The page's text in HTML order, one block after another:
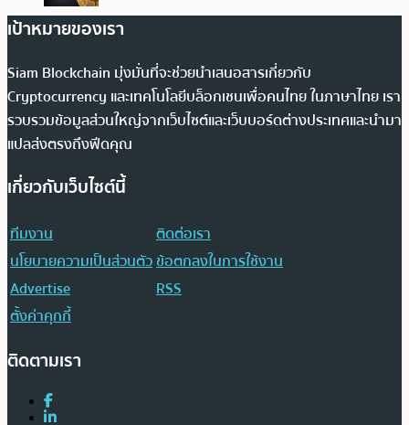
เป้าหมายของเรา
Siam Blockchain มุ่งมั่นที่จะช่วยนำเสนอสารเกี่ยวกับ
Cryptocurrency และเทคโนโลยีบล็อกเชนเพื่อคนไทย ในภาษาไทย เรา
รวบรวมข้อมูลส่วนใหญ่จากเว็บไซต์และเว็บบอร์ดต่างประเทศและนำมา
แปลส่งตรงถึงฟีดคุณ
เกี่ยวกับเว็บไซต์นี้
ทีมงาน
ติดต่อเรา
นโยบายความเป็นส่วนตัวข้อตกลงในการใช้งาน
Advertise
RSS
ตั้งค่าคุกกี้
ติดตามเรา